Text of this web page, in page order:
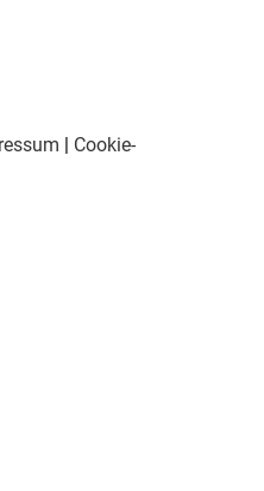
| Cookie-